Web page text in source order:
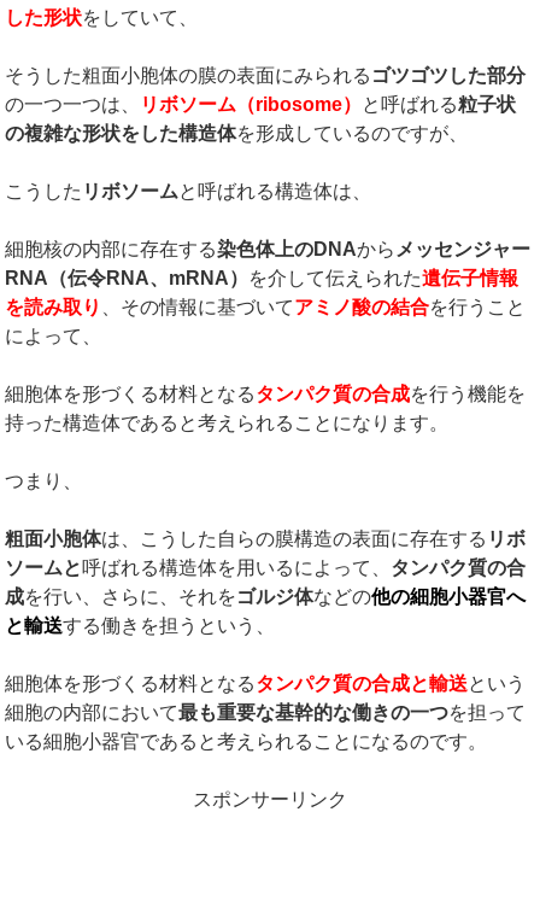
した形状をしていて、
そうした粗面小胞体の膜の表面にみられる ゴツゴツした部分
の一つ一つは、
リボソーム（ribosome） と呼ばれる粒子状
の複雑な形状をした構造体を形成しているのですが、
こうした リボソームと呼ばれる構造体は、
細胞核の内部に存在する染色体上のDNAから メッセンジャー
RNA （伝令RNA、 mRNA） を介して伝えられた遺伝子情報
を読み取り
、その情報に基づいてアミノ酸の結合を行うこと
によって、
細胞体を形づくる材料となるタンパク質の合成を行う機能を
持った構造体であると考えられることになります。
つまり、
粗面小胞体は、こうした自らの膜構造の表面に存在する リボ
ソームと呼ばれる構造体を用いるによって、 タンパク質の合
成を行い、さらに、それをゴルジ体などの他の細胞小器官へ
と輸送する働きを担うという、
細胞体を形づくる材料となるタンパク質の合成と輸送という
細胞の内部において最も重要な基幹的な働きの一つを担って
いる細胞小器官であると考えられることになるのです。
スポンサーリンク